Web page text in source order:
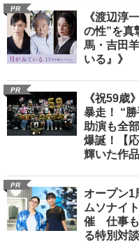
PR
《渡辺淳
の性”を真
馬・吉田
いる』》
PR
《祝59歳
暴走！ “
助演も全
爆誕！【
輝いた作
PR
オープン1
ムソナイ
催 仕事も
る特別対